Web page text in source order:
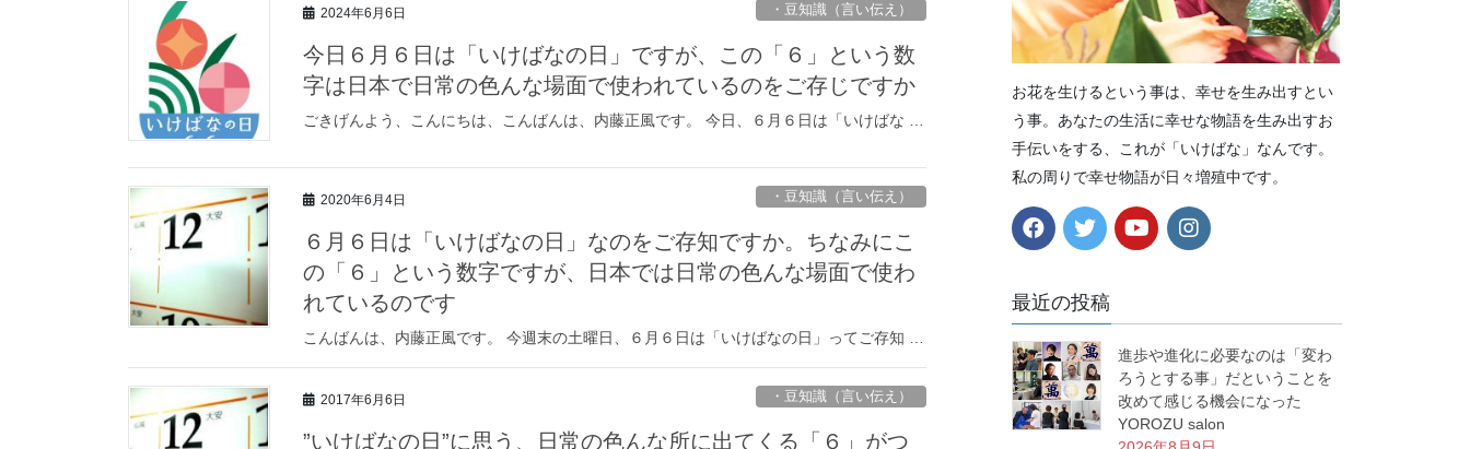
2024年6月6日 ・豆知識（言い伝え）
今日６月６日は「いけばなの日」ですが、この「６」という数
字は日本で日常の色んな場面で使われているのをご存じですか
ごきげんよう、こんにちは、こんばんは、内藤正風です。 今日、６月６日は「いけばな …
2020年6月4日 ・豆知識（言い伝え）
６月６日は「いけばなの日」なのをご存知ですか。ちなみにこ
の「６」という数字ですが、日本では日常の色んな場面で使わ
れているのです
こんばんは、内藤正風です。 今週末の土曜日、６月６日は「いけばなの日」ってご存知 …
2017年6月6日 ・豆知識（言い伝え）
”いけばなの日”に思う、日常の色んな所に出てくる「６」がつ
お花を生けるという事は、幸せを生み出すとい
う事。あなたの生活に幸せな物語を生み出すお
手伝いをする、これが「いけばな」なんです。
私の周りで幸せ物語が日々増殖中です。
最近の投稿
進歩や進化に必要なのは「変わ
ろうとする事」だということを
改めて感じる機会になった
YOROZU salon